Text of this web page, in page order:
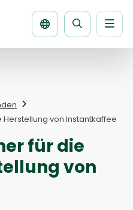
Seite
von Instantkaffee
für die
von